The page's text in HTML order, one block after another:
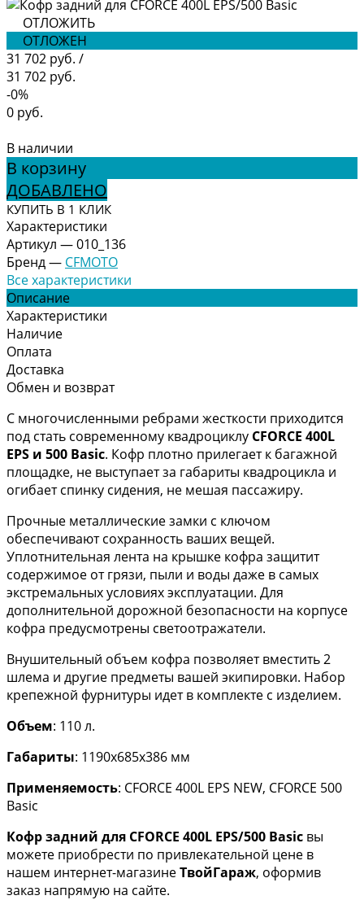
ОТЛОЖИТЬ
ОТЛОЖЕН
31 702 руб. /
31 702 руб.
-0%
0 руб.
В наличии
В корзину
ДОБАВЛЕНО
КУПИТЬ В 1 КЛИК
Характеристики
Артикул —010_136
Бренд— CFMOTO
Все характеристики
Описание
Характеристики
Наличие
Оплата
Доставка
Обмен и возврат
С многочисленными ребрами жесткости приходится
под стать современному квадроциклу CFORCE 400L
EPS и 500 Basic. Кофр плотно прилегает к багажной
площадке, не выступает за габариты квадроцикла и
огибает спинку сидения, не мешая пассажиру.
Прочные металлические замки с ключом
обеспечивают сохранность ваших вещей.
Уплотнительная лента на крышке кофра защитит
содержимое от грязи, пыли и воды даже в самых
экстремальных условиях эксплуатации. Для
дополнительной дорожной безопасности на корпусе
кофра предусмотрены светоотражатели.
Внушительный объем кофра позволяет вместить 2
шлема и другие предметы вашей экипировки. Набор
крепежной фурнитуры идет в комплекте с изделием.
Объем: 110 л.
Габариты: 1190х685х386 мм
Применяемость: CFORCE 400L EPS NEW, CFORCE 500
Basic
Кофр задний для CFORCE 400L EPS/500 Basic вы
можете приобрести по привлекательной цене в
нашем интернет-магазинеТвойГараж, оформив
заказ напрямую на сайте.